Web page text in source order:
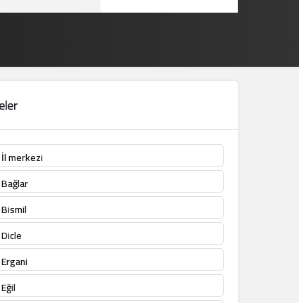
İl merkezi
Bağlar
Bismil
Dicle
Ergani
Eğil